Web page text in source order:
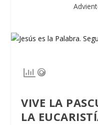
VIVE LA
LA